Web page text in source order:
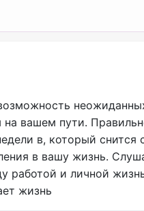
вашем пути.
в, который снится
в вашу жизнь.
работой и личной
жизнь